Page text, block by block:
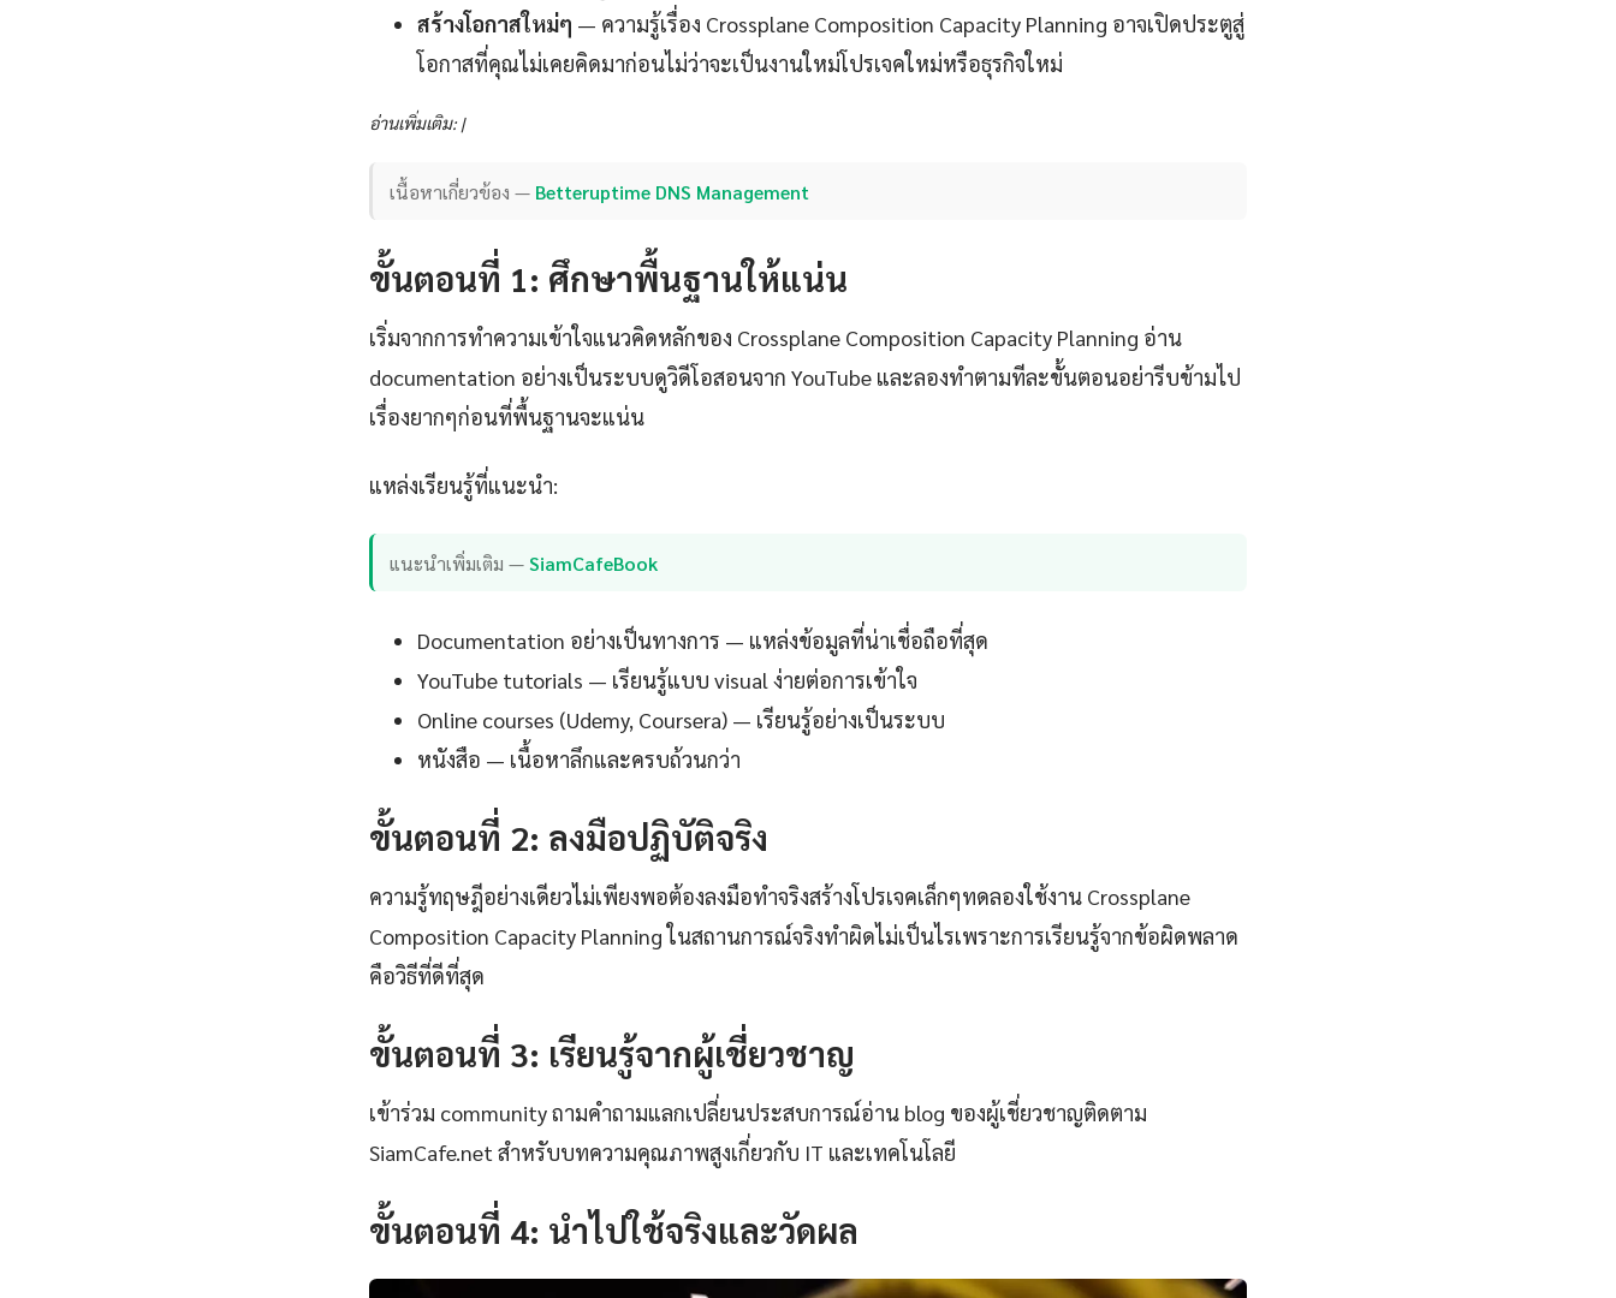
สร้างโอกาสใหม่ๆ — ความรู้เรื่อง Crossplane Composition Capacity Planning อาจเปิดประตูสู่
โอกาสที่คุณไม่เคยคิดมาก่อนไม่ว่าจะเป็นงานใหม่โปรเจคใหม่หรือธุรกิจใหม่
อ่านเพิ่มเติม: |
เนื้อหาเกี่ยวข้อง — Betteruptime DNS Management
ขั้นตอนที่ 1: ศึกษาพื้นฐานให้แน่น
เริ่มจากการทำความเข้าใจแนวคิดหลักของ Crossplane Composition Capacity Planning อ่าน
documentation อย่างเป็นระบบดูวิดีโอสอนจาก YouTube และลองทำตามทีละขั้นตอนอย่ารีบข้ามไป
เรื่องยากๆก่อนที่พื้นฐานจะแน่น
แหล่งเรียนรู้ที่แนะนำ:
แนะนำเพิ่มเติม —SiamCafeBook
Documentation อย่างเป็นทางการ — แหล่งข้อมูลที่น่าเชื่อถือที่สุด
YouTube tutorials — เรียนรู้แบบ visual ง่ายต่อการเข้าใจ
Online courses (Udemy, Coursera) — เรียนรู้อย่างเป็นระบบ
หนังสือ — เนื้อหาลึกและครบถ้วนกว่า
ขั้นตอนที่ 2: ลงมือปฏิบัติจริง
ความรู้ทฤษฎีอย่างเดียวไม่เพียงพอต้องลงมือทำจริงสร้างโปรเจคเล็กๆทดลองใช้งาน Crossplane
Composition Capacity Planning ในสถานการณ์จริงทำผิดไม่เป็นไรเพราะการเรียนรู้จากข้อผิดพลาด
คือวิธีที่ดีที่สุด
ขั้นตอนที่ 3: เรียนรู้จากผู้เชี่ยวชาญ
เข้าร่วม community ถามคำถามแลกเปลี่ยนประสบการณ์อ่าน blog ของผู้เชี่ยวชาญติดตาม
SiamCafe.net สำหรับบทความคุณภาพสูงเกี่ยวกับ IT และเทคโนโลยี
ขั้นตอนที่ 4: นำไปใช้จริงและวัดผล